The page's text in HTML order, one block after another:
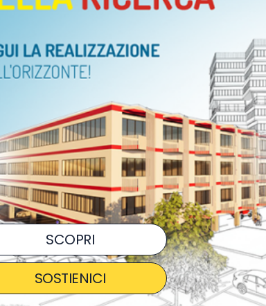
Comunicato Stampa del 30
Nuova data per il concerto evento
“Morricone Dirige Morricone” all’Anfiteatro
di Pompei a favore di Città della
Speranza: mercoledì 29 luglio. Biglietti
validi.
LEGGI TUTTO »
COMUNICATI STAMPA
SCOPRI
SOSTIENICI